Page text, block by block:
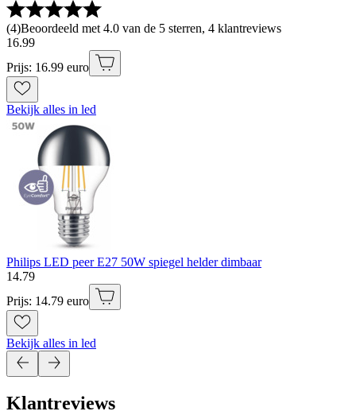
(4)Beoordeeld met 4.0 van de 5 sterren, 4 klantreviews
16.99
Prijs: 16.99 euro
Bekijk alles in led
Philips LED peer E27 50W spiegel helder dimbaar
14.79
Prijs: 14.79 euro
Bekijk alles in led
Klantreviews